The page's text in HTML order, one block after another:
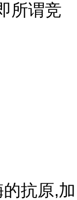
所谓竞
抗原,加